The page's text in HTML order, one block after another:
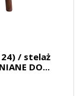
/ stelaż
DO...